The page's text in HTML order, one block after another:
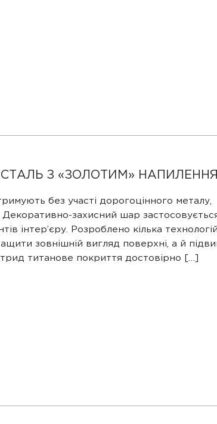
З «ЗОЛОТИМ»
без участі дорогоцінного металу,
захисний шар
інтер’єру. Розроблено кілька технологій
зовнішній вигляд поверхні, а й
титанове покриття достовірно […]